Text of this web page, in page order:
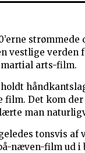
strømmede
vestlige verden
arts-film.
Det kom der
man
tonsvis af
næven-film ud i